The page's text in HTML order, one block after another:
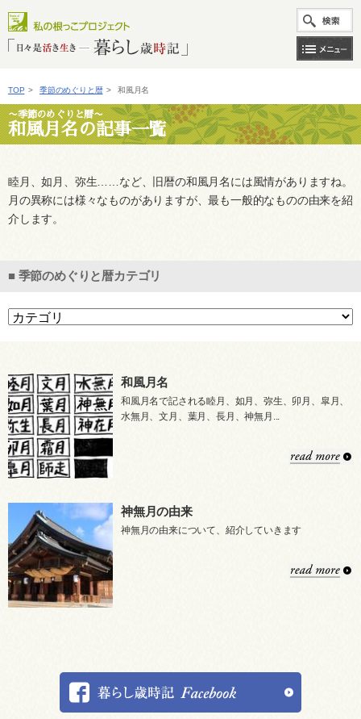
TOP > 季節のめぐりと暦 > 和風月名
〜季節のめぐりと暦〜
和風月名の記事一覧
睦月、如月、弥生……など、旧暦の和風月名には風情がありますね。
月の異称には様々なものがありますが、最も一般的なものの由来を紹
介します。
■ 季節のめぐりと暦カテゴリ
和風月名
和風月名で記される睦月、如月、弥生、卯月、皐月、
水無月、文月、葉月、長月、神無月...
神無月の由来
神無月の由来について、紹介していきます